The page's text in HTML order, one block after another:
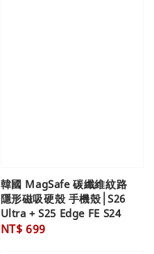
韓國 MagSafe 碳纖維紋路
隱形磁吸硬殼 手機殼│S26
Ultra + S25 Edge FE S24
Regular
NT$ 699